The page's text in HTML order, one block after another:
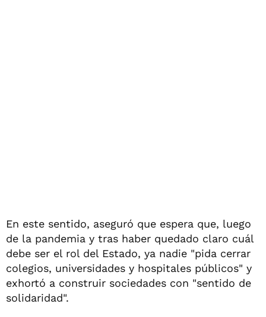
En este sentido, aseguró que espera que, luego
de la pandemia y tras haber quedado claro cuál
debe ser el rol del Estado, ya nadie "pida cerrar
colegios, universidades y hospitales públicos" y
exhortó a construir sociedades con "sentido de
solidaridad".